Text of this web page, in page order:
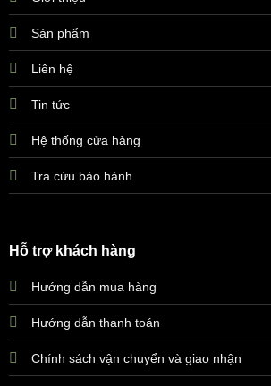
Sản phẩm
Liên hệ
Tin tức
Hệ thống cửa hàng
Tra cứu bảo hành
Hỗ trợ khách hàng
Hướng dẫn mua hàng
Hướng dẫn thanh toán
Chính sách vận chuyển và giao nhận